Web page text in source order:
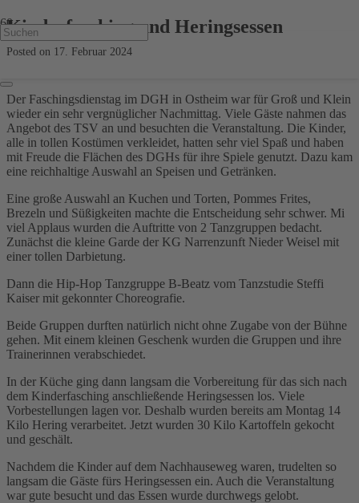
Kinderfasching und Heringsessen
Posted on 17. Februar 2024
Der Faschingsdienstag im DGH in Ostheim war für Groß und Klein
wieder ein sehr vergnüglicher Nachmittag. Viele Gäste nahmen das
Angebot des TSV an und besuchten die Veranstaltung. Die Kinder,
alle in tollen Kostümen verkleidet, hatten sehr viel Spaß und haben
mit Freude die Flächen des DGHs für ihre Spiele genutzt. Dazu kam
eine reichhaltige Auswahl an Speisen und Getränken.
Eine große Auswahl an Kuchen und Torten, Pommes Frites,
Brezeln und Süßigkeiten machte die Entscheidung sehr schwer. Mi
viel Applaus wurden die Auftritte von 2 Tanzgruppen bedacht.
Zunächst die kleine Garde der KG Narrenzunft Nieder Weisel mit
einer tollen Darbietung.
Dann die Hip-Hop Tanzgruppe B-Beatz vom Tanzstudie Steffi
Kaiser mit gekonnter Choreografie.
Beide Gruppen durften natürlich nicht ohne Zugabe von der Bühne
gehen. Mit einem kleinen Geschenk wurden die Gruppen und ihre
Trainerinnen verabschiedet.
In der Küche ging dann langsam die Vorbereitung für das sich nach
dem Kinderfasching anschließende Heringsessen los. Viele
Vorbestellungen lagen vor. Deshalb wurden bereits am Montag 14
Kilo Hering verarbeitet. Jetzt wurden 30 Kilo Kartoffeln gekocht
und geschält.
Nachdem die Kinder auf dem Nachhauseweg waren, trudelten so
langsam die Gäste fürs Heringsessen ein. Auch die Veranstaltung
war gute besucht und das Essen wurde durchwegs gelobt.